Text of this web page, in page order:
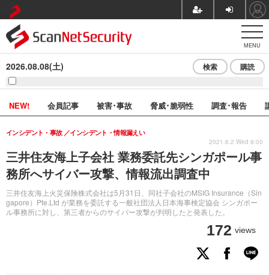
MENU
2026.08.08(土) 検索 購読
NEW! 会員記事 被害･事故 脅威･脆弱性 調査･報告
三井住友海上子会社 業務委託先シンガポール事
務所へサイバー攻撃、情報流出調査中
三井住友海上火災保険株式会社は5月31日、同社子会社のMSIG Insurance（Sin
gapore）Pte.Ltd が業務を委託する一般社団法人日本海事検定協会 シンガポー
ル事務所に対し、第三者からのサイバー攻撃が判明したと発表した。
インシデント・事故 インシデント・情報漏えい
172 views
2021.6.2 Wed 8:00